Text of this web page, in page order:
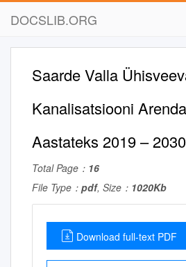
DOCSLIB.ORG
Saarde Valla
Kanalisatsiooni
Aastateks 2019 – 2030
Total Page： 16
File Type： pdf, Size： 1020Kb
Download full-text PDF